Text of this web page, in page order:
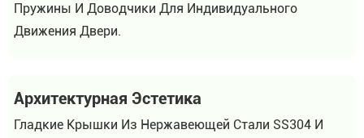
Пружины И Доводчики Для Индивидуального
Движения Двери.
Архитектурная Эстетика
Гладкие Крышки Из Нержавеющей Стали SS304 И